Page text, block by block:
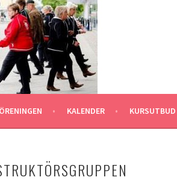
KALENDER KURSUTBUD